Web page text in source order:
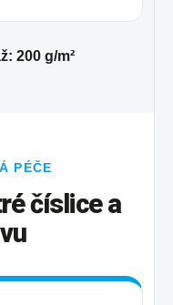
200 g/m²
PÉČE
číslice a